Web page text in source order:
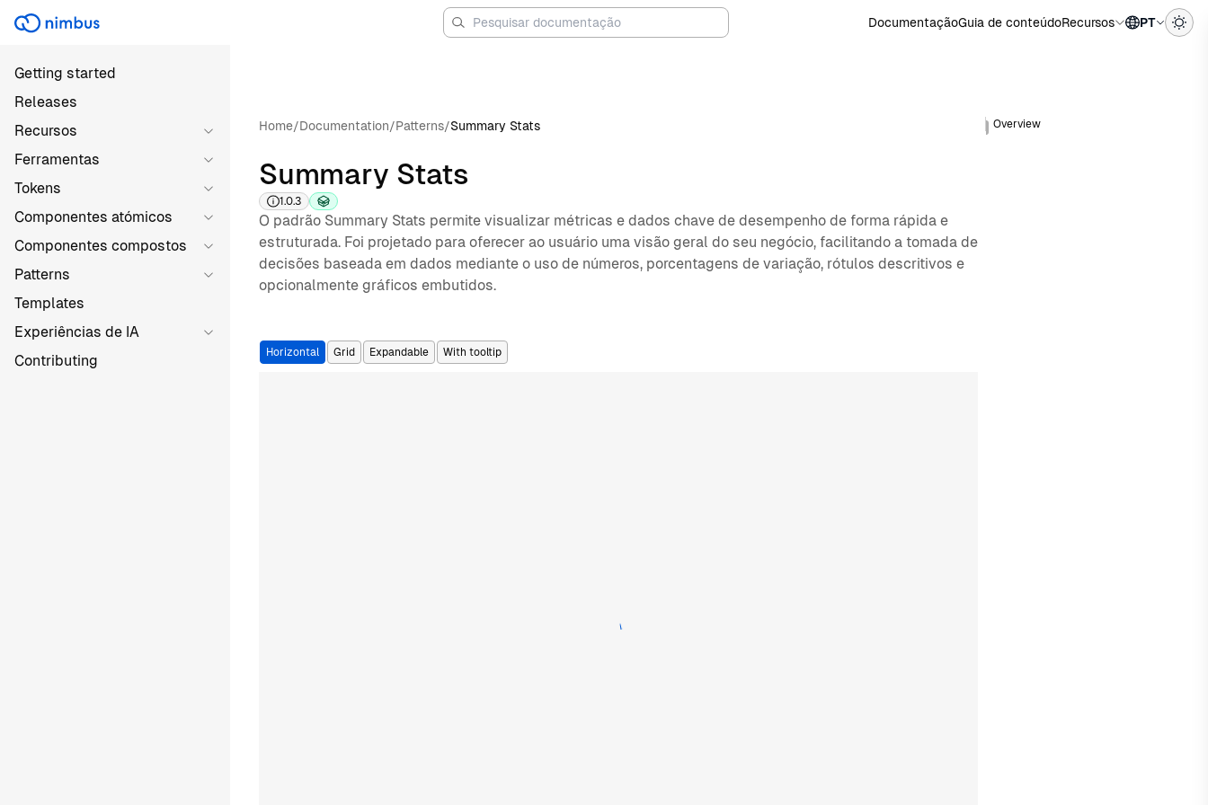
DocumentaçãoGuia de conteúdoRecursos PT
Getting started
Releases
Recursos
Ferramentas
Tokens
Componentes atómicos
Componentes compostos
Patterns
Templates
Experiências de IA
Contributing
Home/Documentation/Patterns/Summary Stats
Summary Stats
1.0.3
O padrão Summary Stats permite visualizar métricas e dados chave de desempenho de forma rápida e
estruturada. Foi projetado para oferecer ao usuário uma visão geral do seu negócio, facilitando a tomada de
decisões baseada em dados mediante o uso de números, porcentagens de variação, rótulos descritivos e
opcionalmente gráficos embutidos.
Horizontal Grid Expandable With tooltip
Overview